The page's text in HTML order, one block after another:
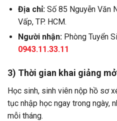
Địa chỉ:Số 85 Nguyễn Văn
Vấp, TP. HCM.
Người nhận: Phòng Tuyển
0943.11.33.11
3) Thời gian khai giảng
Học sinh, sinh viên nộp hồ sơ
tục nhập học ngay trong ngày,
mỗi tháng.